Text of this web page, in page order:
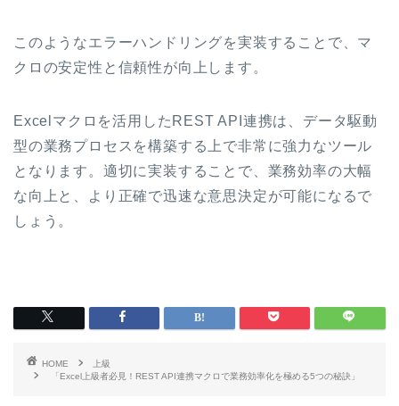
このようなエラーハンドリングを実装することで、マ
クロの安定性と信頼性が向上します。
Excelマクロを活用したREST API連携は、データ駆動
型の業務プロセスを構築する上で非常に強力なツール
となります。適切に実装することで、業務効率の大幅
な向上と、より正確で迅速な意思決定が可能になるで
しょう。
HOME
上級
「Excel上級者必見！REST API連携マクロで業務効率化を極める5つの秘訣」